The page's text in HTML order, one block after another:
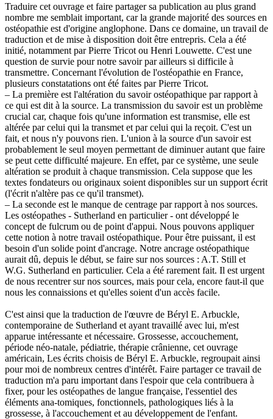
Traduire cet ouvrage et faire partager sa publication au plus grand
nombre me semblait important, car la grande majorité des sources en
ostéopathie est d'origine anglophone. Dans ce domaine, un travail de
traduction et de mise à disposition doit être entrepris. Cela a été
initié, notamment par Pierre Tricot ou Henri Louwette. C'est une
question de survie pour notre savoir par ailleurs si difficile à
transmettre. Concernant l'évolution de l'ostéopathie en France,
plusieurs constatations ont été faites par Pierre Tricot.
– La première est l'altération du savoir ostéopathique par rapport à
ce qui est dit à la source. La transmission du savoir est un problème
crucial car, chaque fois qu'une information est transmise, elle est
altérée par celui qui la transmet et par celui qui la reçoit. C'est un
fait, et nous n'y pouvons rien. L'union à la source d'un savoir est
probablement le seul moyen permettant de diminuer autant que faire
se peut cette difficulté majeure. En effet, par ce système, une seule
altération se produit à chaque transmission. Cela suppose que les
textes fondateurs ou originaux soient disponibles sur un support écrit
(l'écrit n'altère pas ce qu'il transmet).
– La seconde est le manque de centrage par rapport à nos sources.
Les ostéopathes - Sutherland en particulier - ont développé le
concept de fulcrum ou de point d'appui. Nous pouvons appliquer
cette notion à notre travail ostéopathique. Pour être puissant, il est
besoin d'un solide point d'ancrage. Notre ancrage ostéopathique
aurait dû, depuis le début, se faire sur nos sources : A.T. Still et
W.G. Sutherland en particulier. Cela a été rarement fait. Il est urgent
de nous recentrer sur nos sources, mais pour cela, encore faut-il que
nous les connaissions et qu'elles soient d'un accès facile.
C'est ainsi que la traduction de l'œuvre de Béryl E. Arbuckle,
contemporaine de Sutherland et ayant travaillé avec lui, m'est
apparue intéressante et nécessaire. Grossesse, accouchement,
période néo-natale, pédiatrie, thérapie crânienne, cet ouvrage
américain, Les écrits choisis de Béryl E. Arbuckle, regroupait ainsi
pour moi de nombreux centres d'intérêt. Faire partager ce travail de
traduction m'a paru important dans l'espoir que cela contribuera à
fixer, pour les ostéopathes de langue française, l'essentiel des
éléments ana-tomiques, fonctionnels, pathologiques liés à la
grossesse, à l'accouchement et au développement de l'enfant.